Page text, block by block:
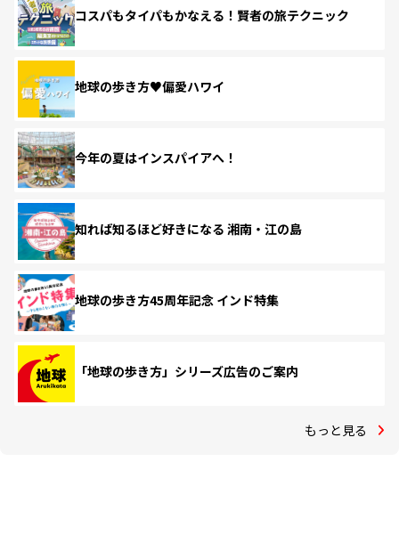
コスパもタイパもかなえる！賢者の旅テクニック
地球の歩き方♥偏愛ハワイ
今年の夏はインスパイアへ！
知れば知るほど好きになる 湘南・江の島
地球の歩き方45周年記念 インド特集
「地球の歩き方」シリーズ広告のご案内
もっと見る